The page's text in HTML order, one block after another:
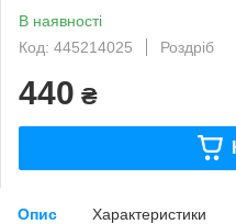
В наявності
Код: 445214025
Роздріб
440 ₴
Опис Характеристики